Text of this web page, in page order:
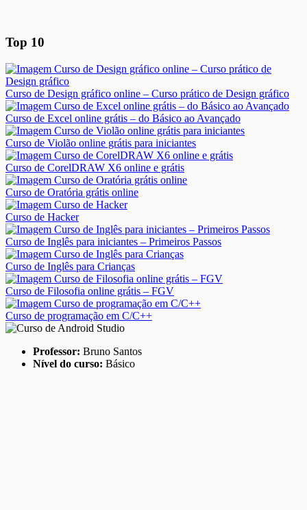
Top 10
Curso de Design gráfico online – Curso prático de Design gráfico
Curso de Excel online grátis – do Básico ao Avançado
Curso de Violão online grátis para iniciantes
Curso de CorelDRAW X6 online e grátis
Curso de Oratória grátis online
Curso de Hacker
Curso de Inglês para iniciantes – Primeiros Passos
Curso de Inglês para Crianças
Curso de Filosofia online grátis – FGV
Curso de programação em C/C++
Professor: Bruno Santos
Nível do curso: Básico